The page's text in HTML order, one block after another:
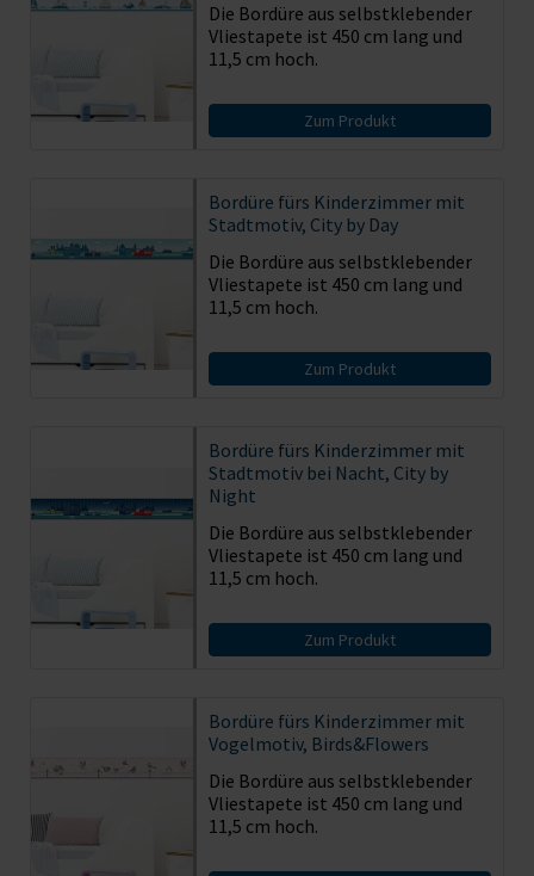
Die Bordüre aus selbstklebender
Vliestapete ist 450 cm lang und
11,5 cm hoch.
Zum Produkt
Bordüre fürs Kinderzimmer mit
Stadtmotiv, City by Day
Die Bordüre aus selbstklebender
Vliestapete ist 450 cm lang und
11,5 cm hoch.
Zum Produkt
Bordüre fürs Kinderzimmer mit
Stadtmotiv bei Nacht, City by
Night
Die Bordüre aus selbstklebender
Vliestapete ist 450 cm lang und
11,5 cm hoch.
Zum Produkt
Bordüre fürs Kinderzimmer mit
Vogelmotiv, Birds&Flowers
Die Bordüre aus selbstklebender
Vliestapete ist 450 cm lang und
11,5 cm hoch.